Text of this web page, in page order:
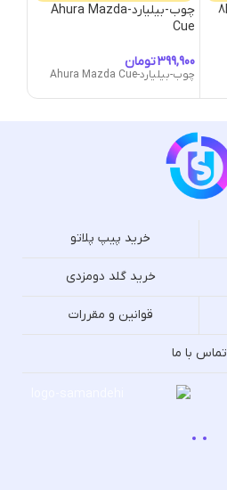
چوب-بیلیارد-Ahura Mazda
Cue
تومان
چوب-بیلیارد-Ahura Mazda Cue
خرید پیپ پلاتو
خرید گلد دومزدی
قوانین و مقررات
تماس با ما